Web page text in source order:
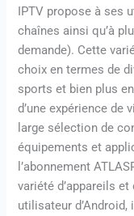
IPTV propose à ses
chaînes ainsi qu’à
demande). Cette
choix en termes de
sports et bien plus
d’une expérience de
large sélection de
équipements et
l’abonnement
variété d’appareils
utilisateur d’Android,